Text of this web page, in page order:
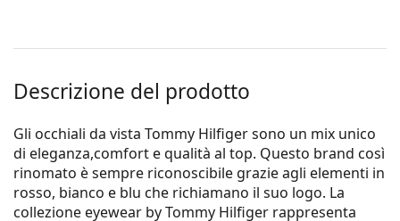
Descrizione del prodotto
Gli occhiali da vista Tommy Hilfiger sono un mix unico
di eleganza,comfort e qualità al top. Questo brand così
rinomato è sempre riconoscibile grazie agli elementi in
rosso, bianco e blu che richiamano il suo logo. La
collezione eyewear by Tommy Hilfiger rappresenta